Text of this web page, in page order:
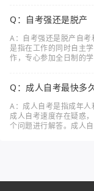
Q：自考强还是脱产
A：自考强还是脱产自
是指在工作的同时自主
作，专心参加全日制的
Q：成人自考最快多
A：成人自考是指成年
成人自考速度存在疑惑
个问题进行解答。成人